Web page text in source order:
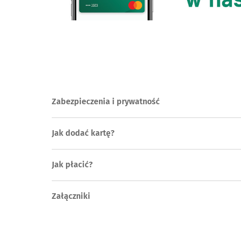
Zabezpieczenia i prywatność
Jak dodać kartę?
Jak płacić?
Załączniki